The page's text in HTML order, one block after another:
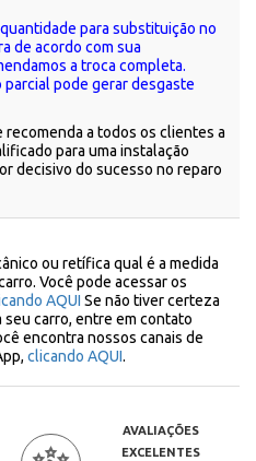
para substituição no
de acordo com sua
a troca completa.
pode gerar desgaste
recomenda a todos os clientes a
para uma instalação
decisivo do sucesso no reparo
ou retífica qual é a medida
Você pode acessar os
AQUI Se não tiver certeza
seu carro, entre em contato
encontra nossos canais de
clicando AQUI.
AVALIAÇÕES
EXCELENTES